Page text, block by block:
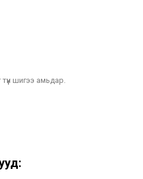
шигээ амьдар.